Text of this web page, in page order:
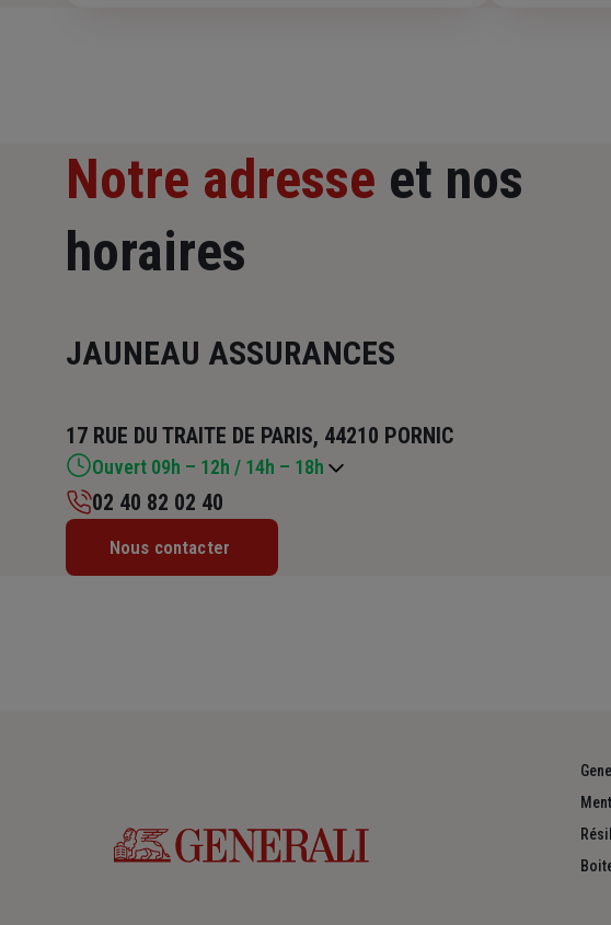
Notre adresse et nos
horaires
JAUNEAU ASSURANCES
17 RUE DU TRAITE DE PARIS, 44210 PORNIC
Ouvert 09h – 12h / 14h – 18h
Mardi : 09h – 12h / 14h – 17h30
02 40 82 02 40
Nous contacter